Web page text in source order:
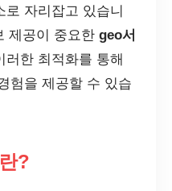
로 자리잡고 있습니
제공이 중요한 geo서
러한 최적화를 통해
험을 제공할 수 있습
?